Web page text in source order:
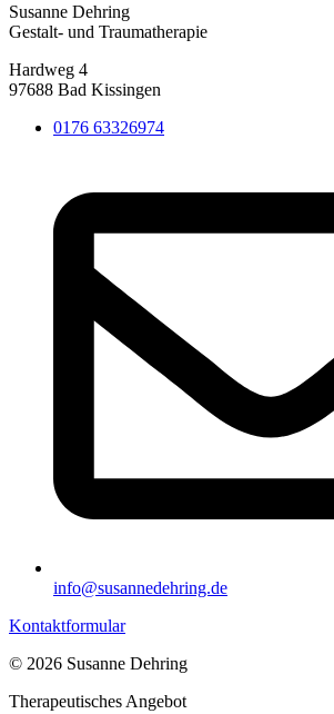
Susanne Dehring
Gestalt- und Traumatherapie
Hardweg 4
97688 Bad Kissingen
0176 63326974
info@susannedehring.de
Kontaktformular
© 2026 Susanne Dehring
Therapeutisches Angebot